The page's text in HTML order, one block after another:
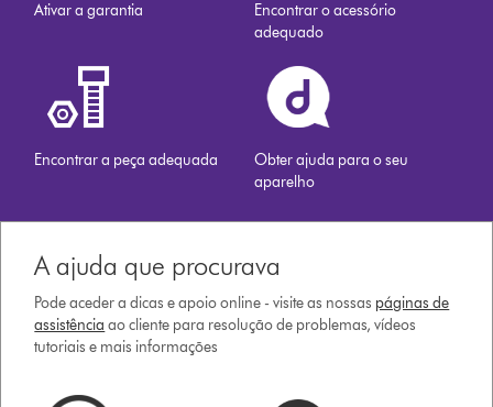
Ativar a garantia
Encontrar o acessório
adequado
Encontrar a peça adequada
Obter ajuda para o seu
aparelho
A ajuda que procurava
Pode aceder a dicas e apoio online - visite as nossas páginas de
assistência ao cliente para resolução de problemas, vídeos
tutoriais e mais informações